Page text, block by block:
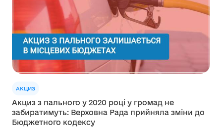
АКЦИЗ
Акциз з пального у 2020 році у громад не
забиратимуть: Верховна Рада прийняла зміни до
Бюджетного кодексу